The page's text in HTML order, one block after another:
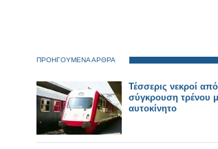
ΠΡΟΗΓΟΥΜΕΝΑ ΑΡΘΡΑ
Τέσσερις νεκροί
σύγκρουση τρένου
αυτοκίνητο